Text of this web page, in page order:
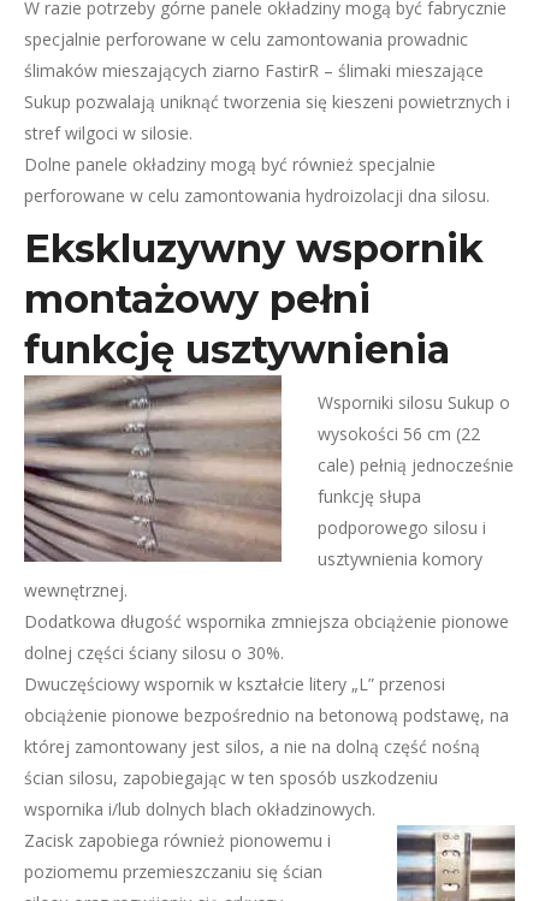
W razie potrzeby górne panele okładziny mogą być fabrycznie
specjalnie perforowane w celu zamontowania prowadnic
ślimaków mieszających ziarno FastirR – ślimaki mieszające
Sukup pozwalają uniknąć tworzenia się kieszeni powietrznych i
stref wilgoci w silosie.
Dolne panele okładziny mogą być również specjalnie
perforowane w celu zamontowania hydroizolacji dna silosu.
Ekskluzywny wspornik
montażowy pełni
funkcję usztywnienia
Wsporniki silosu Sukup o
wysokości 56 cm (22
cale) pełnią jednocześnie
funkcję słupa
podporowego silosu i
usztywnienia komory
wewnętrznej.
Dodatkowa długość wspornika zmniejsza obciążenie pionowe
dolnej części ściany silosu o 30%.
Dwuczęściowy wspornik w kształcie litery „L” przenosi
obciążenie pionowe bezpośrednio na betonową podstawę, na
której zamontowany jest silos, a nie na dolną część nośną
ścian silosu, zapobiegając w ten sposób uszkodzeniu
wspornika i/lub dolnych blach okładzinowych.
Zacisk zapobiega również pionowemu i
poziomemu przemieszczaniu się ścian